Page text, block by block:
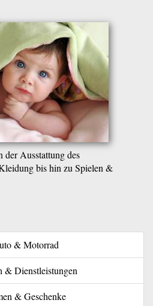
Ausstattung des
bis hin zu Spielen &
& Motorrad
& Dienstleistungen
& Geschenke